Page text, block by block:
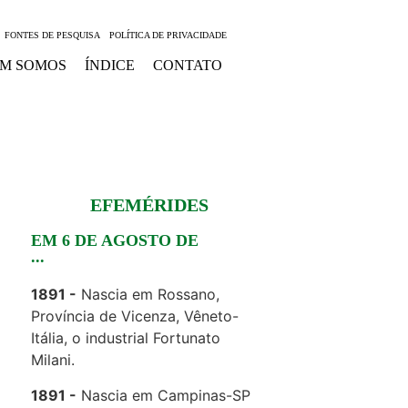
FONTES DE PESQUISA POLÍTICA DE PRIVACIDADE
SOMOS ÍNDICE CONTATO
EFEMÉRIDES
EM 6 DE AGOSTO DE
...
1891
Nascia em Rossano,
Província de Vicenza, Vêneto-
Itália, o industrial Fortunato
Milani.
1891
Nascia em Campinas-SP